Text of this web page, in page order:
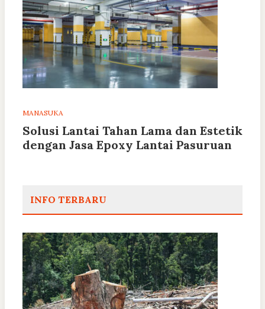
MANASUKA
Solusi Lantai Tahan Lama dan Estetik
dengan Jasa Epoxy Lantai Pasuruan
INFO TERBARU